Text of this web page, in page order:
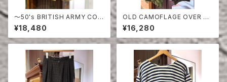
〜50's BRITISH ARMY COT
TON SHORTS
¥18,480
OLD CAMOFLAGE OVER PA
NTS
¥16,280